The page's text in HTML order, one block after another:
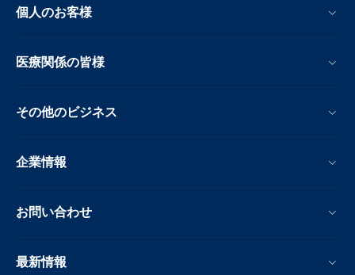
個人のお客様
医療関係の皆様
その他のビジネス
企業情報
お問い合わせ
最新情報